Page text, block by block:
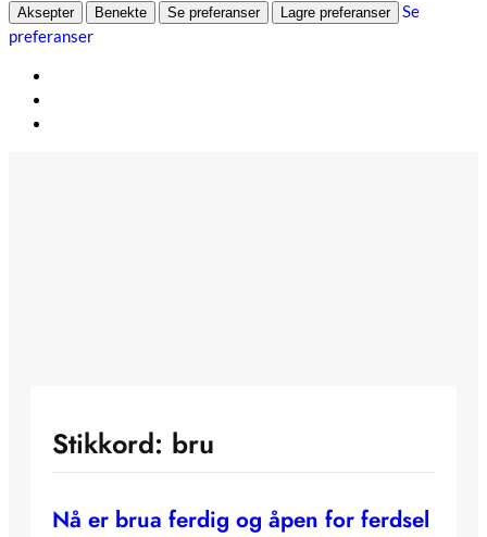
Aksepter Benekte Se preferanser Lagre preferanser
Se
preferanser
Stikkord: bru
Nå er brua ferdig og åpen for ferdsel